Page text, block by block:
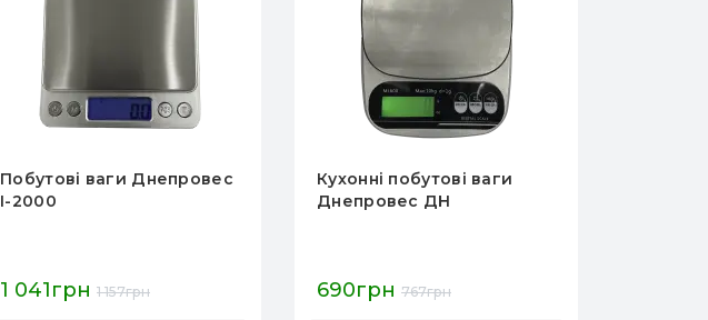
Кухонні побутові ваги
Днепровес ДН
690грн 767грн
Побутові ваги Днепровес
ВП-2101
690грн 767грн